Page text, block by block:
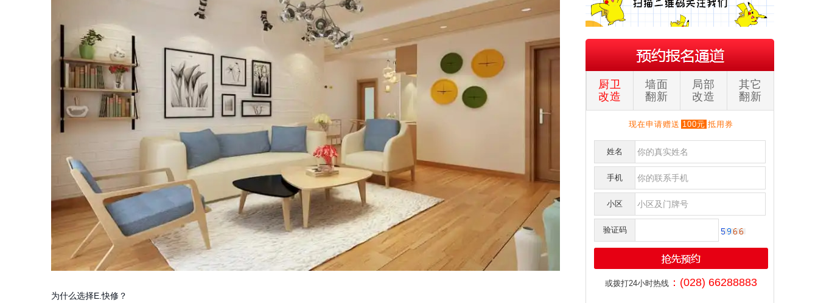
厨卫
改造
墙面
翻新
局部
改造
其它
翻新
现在申请赠送 100元 抵用券
姓名
手机
小区
验证码
或拨打24小时热线：(028) 66288883
保利
邱** 九里提聚贤半岛花苑 159****547 预约成功
城南晶座1栋160 134****784
为什么选择E.快修？